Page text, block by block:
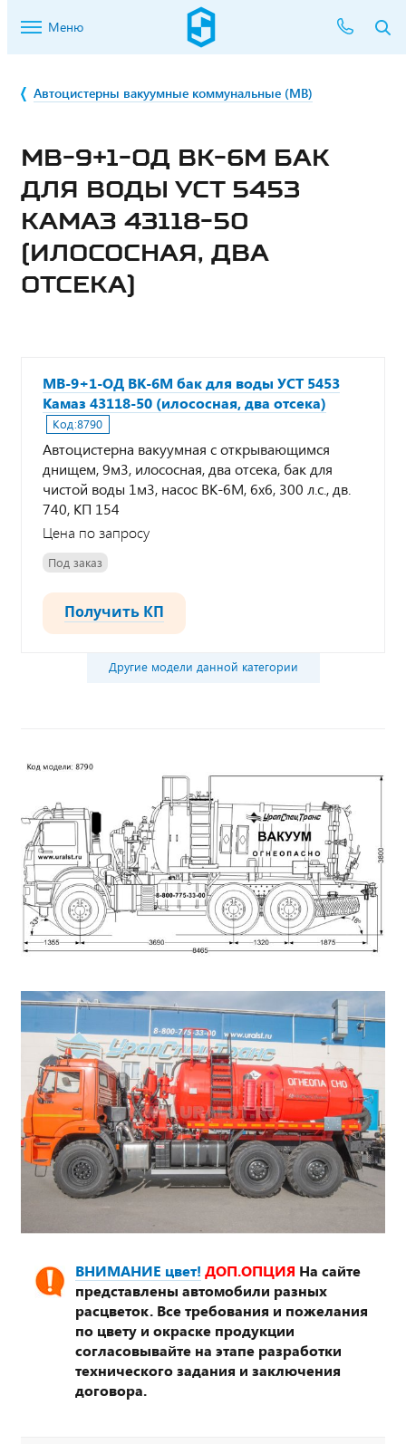
Меню
Автоцистерны вакуумные коммунальные (МВ)
МВ-9+1-ОД ВК-6М БАК
ДЛЯ ВОДЫ УСТ 5453
КАМАЗ 43118-50
(ИЛОСОСНАЯ, ДВА
ОТСЕКА)
МВ-9+1-ОД ВК-6М бак для воды УСТ 5453
Камаз 43118-50 (илососная, два отсека)
Код:8790
Автоцистерна вакуумная с открывающимся
днищем, 9м3, илососная, два отсека, бак для
чистой воды 1м3, насос ВК-6М, 6х6, 300 л.с., дв.
740, КП 154
Цена по запросу
Под заказ
Получить КП
Другие модели данной категории
ВНИМАНИЕ цвет! ДОП.ОПЦИЯ На сайте
представлены автомобили разных
расцветок. Все требования и пожелания
по цвету и окраске продукции
согласовывайте на этапе разработки
технического задания и заключения
договора.